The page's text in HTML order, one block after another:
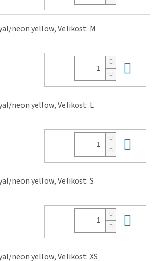
neon yellow, Velikost: M
neon yellow, Velikost: L
neon yellow, Velikost: S
neon yellow, Velikost: XS